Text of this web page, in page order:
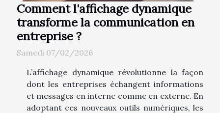
Comment l'affichage dynamique
transforme la communication en
entreprise ?
Samedi 07/02/2026
L’affichage dynamique révolutionne la façon
dont les entreprises échangent informations
et messages en interne comme en externe. En
adoptant ces nouveaux outils numériques, les